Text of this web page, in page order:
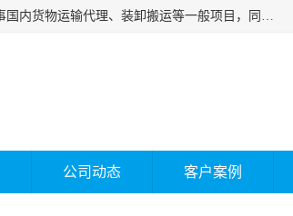
西安福鸿祥物流有限公司成立于2021年，位于陕西省西安市灞桥区，公司主要从事国内货物运输代理、装卸搬运等一般项目，同时具备道路货物运输（不含危险货物）的许可资质。凭借专业的物流服务和*的运输能力，公司致力于为客户提供安全、可靠的物流解决方案，满足多样化的运输需求，助力企业*运营。
公司动态 客户案例